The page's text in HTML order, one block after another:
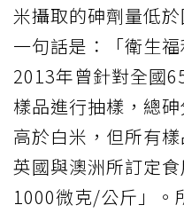
米攝取的砷劑量低
一句話是：「衛生
2013年曾針對全國
樣品進行抽樣，總
高於白米，但所有
英國與澳洲所訂定
1000微克/公斤」。